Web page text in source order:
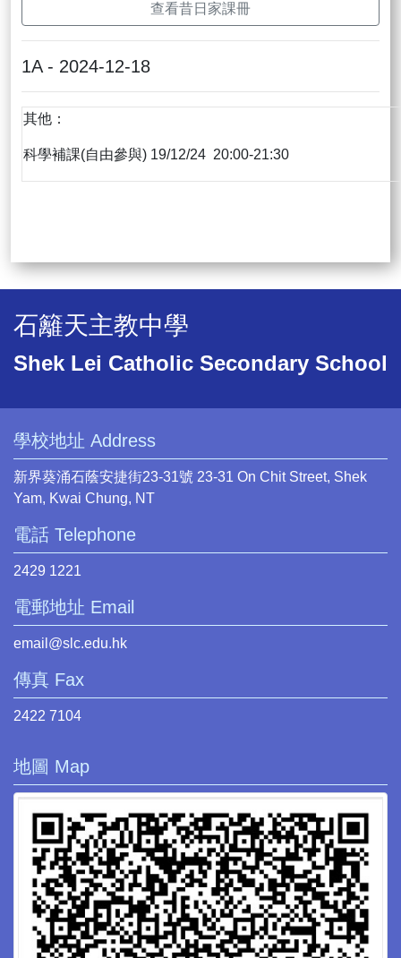
查看昔日家課冊
1A - 2024-12-18
其他：
科學補課(自由參與) 19/12/24 20:00-21:30
石籬天主教中學
Shek Lei Catholic Secondary School
學校地址 Address
新界葵涌石蔭安捷街23-31號 23-31 On Chit Street, Shek
Yam, Kwai Chung, NT
電話 Telephone
2429 1221
電郵地址 Email
email@slc.edu.hk
傳真 Fax
2422 7104
地圖 Map